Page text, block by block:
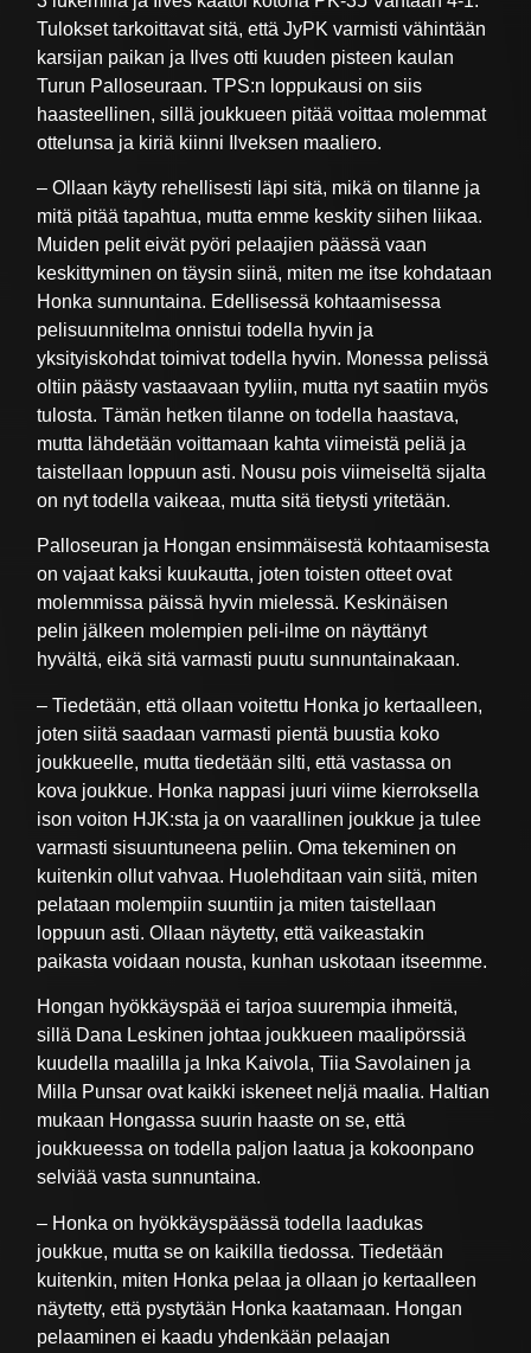
Tulokset tarkoittavat sitä, että JyPK varmisti vähintään
karsijan paikan ja Ilves otti kuuden pisteen kaulan
Turun Palloseuraan. TPS:n loppukausi on siis
haasteellinen, sillä joukkueen pitää voittaa molemmat
ottelunsa ja kiriä kiinni Ilveksen maaliero.
– Ollaan käyty rehellisesti läpi sitä, mikä on tilanne ja
mitä pitää tapahtua, mutta emme keskity siihen liikaa.
Muiden pelit eivät pyöri pelaajien päässä vaan
keskittyminen on täysin siinä, miten me itse kohdataan
Honka sunnuntaina. Edellisessä kohtaamisessa
pelisuunnitelma onnistui todella hyvin ja
yksityiskohdat toimivat todella hyvin. Monessa pelissä
oltiin päästy vastaavaan tyyliin, mutta nyt saatiin myös
tulosta. Tämän hetken tilanne on todella haastava,
mutta lähdetään voittamaan kahta viimeistä peliä ja
taistellaan loppuun asti. Nousu pois viimeiseltä sijalta
on nyt todella vaikeaa, mutta sitä tietysti yritetään.
Palloseuran ja Hongan ensimmäisestä kohtaamisesta
on vajaat kaksi kuukautta, joten toisten otteet ovat
molemmissa päissä hyvin mielessä. Keskinäisen
pelin jälkeen molempien peli-ilme on näyttänyt
hyvältä, eikä sitä varmasti puutu sunnuntainakaan.
– Tiedetään, että ollaan voitettu Honka jo kertaalleen,
joten siitä saadaan varmasti pientä buustia koko
joukkueelle, mutta tiedetään silti, että vastassa on
kova joukkue. Honka nappasi juuri viime kierroksella
ison voiton HJK:sta ja on vaarallinen joukkue ja tulee
varmasti sisuuntuneena peliin. Oma tekeminen on
kuitenkin ollut vahvaa. Huolehditaan vain siitä, miten
pelataan molempiin suuntiin ja miten taistellaan
loppuun asti. Ollaan näytetty, että vaikeastakin
paikasta voidaan nousta, kunhan uskotaan itseemme.
Hongan hyökkäyspää ei tarjoa suurempia ihmeitä,
sillä Dana Leskinen johtaa joukkueen maalipörssiä
kuudella maalilla ja Inka Kaivola, Tiia Savolainen ja
Milla Punsar ovat kaikki iskeneet neljä maalia. Haltian
mukaan Hongassa suurin haaste on se, että
joukkueessa on todella paljon laatua ja kokoonpano
selviää vasta sunnuntaina.
– Honka on hyökkäyspäässä todella laadukas
joukkue, mutta se on kaikilla tiedossa. Tiedetään
kuitenkin, miten Honka pelaa ja ollaan jo kertaalleen
näytetty, että pystytään Honka kaatamaan. Hongan
pelaaminen ei kaadu yhdenkään pelaajan